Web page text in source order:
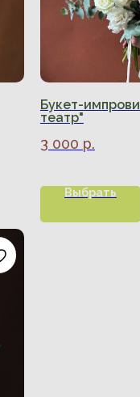
Букет-
театр"
3 000 р.
Выбрать